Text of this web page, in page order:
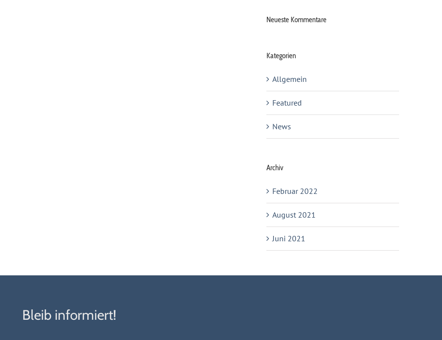
Neueste Kommentare
Kategorien
Allgemein
Featured
News
Archiv
Februar 2022
August 2021
Juni 2021
Bleib informiert!